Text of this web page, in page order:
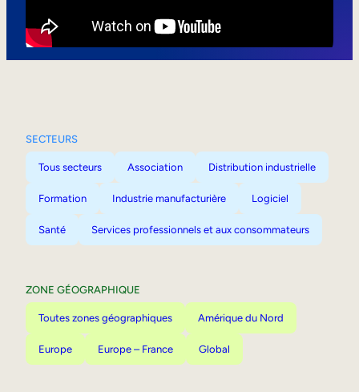
SECTEURS
Tous secteurs Association Distribution industrielle
Formation Industrie manufacturière Logiciel
Santé Services professionnels et aux consommateurs
ZONE GÉOGRAPHIQUE
Toutes zones géographiques Amérique du Nord
Europe Europe – France Global